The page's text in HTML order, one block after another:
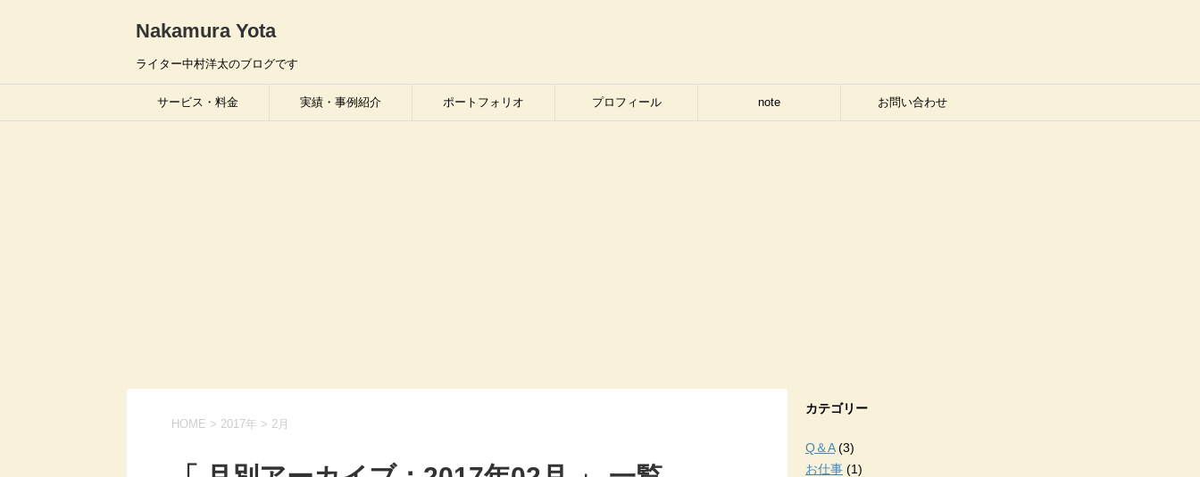
Nakamura Yota
ライター中村洋太のブログです
サービス・料金 実績・事例紹介 ポートフォリオ プロフィール note お問い合わせ
HOME > 2017年 > 2月
カテゴリー
Q＆A(3)
お仕事 (1)